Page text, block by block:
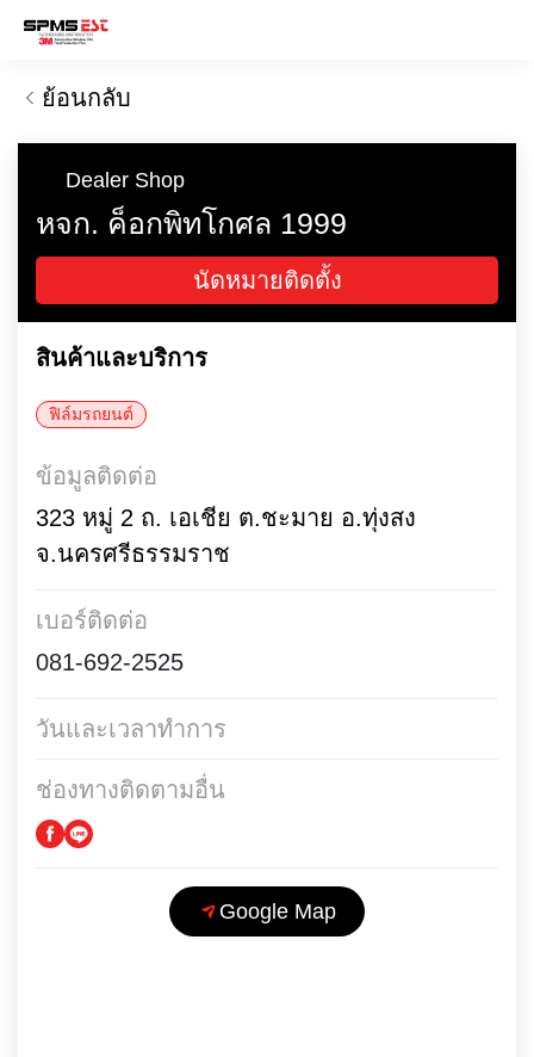
ย้อนกลับ
Dealer Shop
หจก. ค็อกพิทโกศล 1999
นัดหมายติดตั้ง
สินค้าและบริการ
ฟิล์มรถยนต์
ข้อมูลติดต่อ
323 หมู่ 2 ถ. เอเชีย ต.ชะมาย อ.ทุ่งสง
จ.นครศรีธรรมราช
เบอร์ติดต่อ
081-692-2525
วันและเวลาทำการ
ช่องทางติดตามอื่น
Google Map